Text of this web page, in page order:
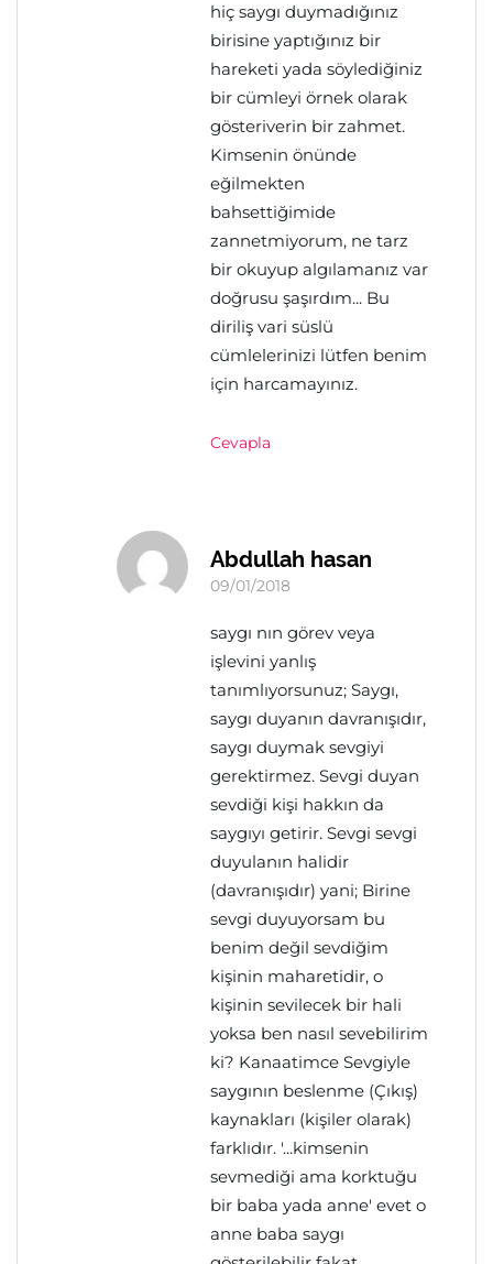
hiç saygı duymadığınız
birisine yaptığınız bir
hareketi yada söylediğiniz
bir cümleyi örnek olarak
gösteriverin bir zahmet.
Kimsenin önünde
eğilmekten
bahsettiğimide
zannetmiyorum, ne tarz
bir okuyup algılamanız var
doğrusu şaşırdım... Bu
diriliş vari süslü
cümlelerinizi lütfen benim
için harcamayınız.
Cevapla
Abdullah hasan
09/01/2018
saygı nın görev veya
işlevini yanlış
tanımlıyorsunuz; Saygı,
saygı duyanın davranışıdır,
saygı duymak sevgiyi
gerektirmez. Sevgi duyan
sevdiği kişi hakkın da
saygıyı getirir. Sevgi sevgi
duyulanın halidir
(davranışıdır) yani; Birine
sevgi duyuyorsam bu
benim değil sevdiğim
kişinin maharetidir, o
kişinin sevilecek bir hali
yoksa ben nasıl sevebilirim
ki? Kanaatimce Sevgiyle
saygının beslenme (Çıkış)
kaynakları (kişiler olarak)
farklıdır. '...kimsenin
sevmediği ama korktuğu
bir baba yada anne' evet o
anne baba saygı